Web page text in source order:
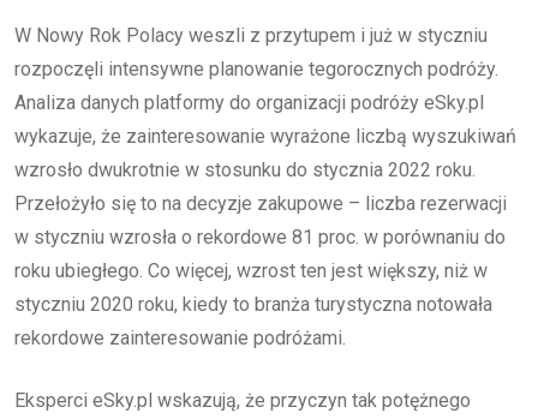
W Nowy Rok Polacy weszli z przytupem i już w styczniu
rozpoczęli intensywne planowanie tegorocznych podróży.
Analiza danych platformy do organizacji podróży eSky.pl
wykazuje, że zainteresowanie wyrażone liczbą wyszukiwań
wzrosło dwukrotnie w stosunku do stycznia 2022 roku.
Przełożyło się to na decyzje zakupowe – liczba rezerwacji
w styczniu wzrosła o rekordowe 81 proc. w porównaniu do
roku ubiegłego. Co więcej, wzrost ten jest większy, niż w
styczniu 2020 roku, kiedy to branża turystyczna notowała
rekordowe zainteresowanie podróżami.
Eksperci eSky.pl wskazują, że przyczyn tak potężnego